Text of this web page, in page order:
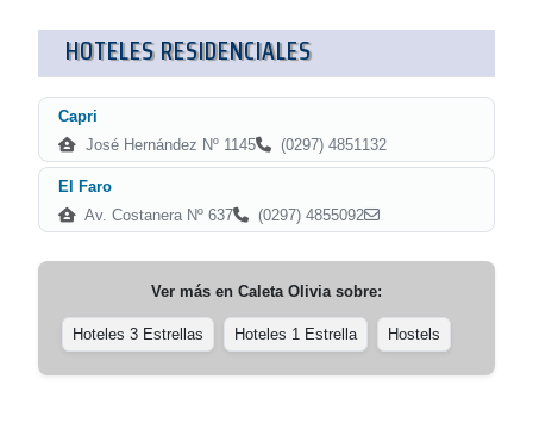
HOTELES RESIDENCIALES
Capri
José Hernández Nº 1145
(0297) 4851132
El Faro
Av. Costanera Nº 637
(0297) 4855092
Ver más en Caleta Oliviasobre:
Hoteles 3 Estrellas Hoteles 1 Estrella Hostels